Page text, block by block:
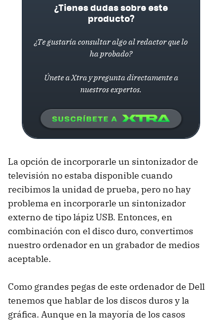
¿Tienes dudas sobre este
producto?
¿Te gustaría consultar algo al redactor que lo
ha probado?
Únete a Xtra y pregunta directamente a
nuestros expertos.
La opción de incorporarle un sintonizador de
televisión no estaba disponible cuando
recibimos la unidad de prueba, pero no hay
problema en incorporarle un sintonizador
externo de tipo lápiz USB. Entonces, en
combinación con el disco duro, convertimos
nuestro ordenador en un grabador de medios
aceptable.
Como grandes pegas de este ordenador de Dell
tenemos que hablar de los discos duros y la
gráfica. Aunque en la mayoría de los casos